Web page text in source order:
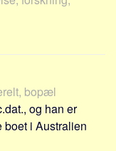
bopæl
og han er
boet i Australien